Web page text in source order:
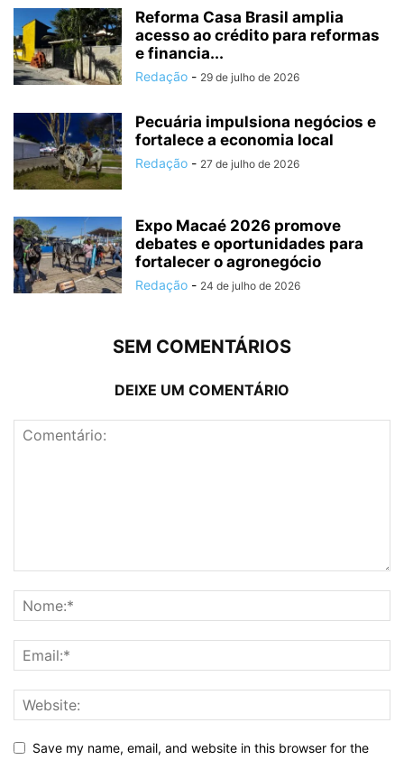
Reforma Casa Brasil amplia
acesso ao crédito para reformas
e financia...
Redação - 29 de julho de 2026
Pecuária impulsiona negócios e
fortalece a economia local
Redação - 27 de julho de 2026
Expo Macaé 2026 promove
debates e oportunidades para
fortalecer o agronegócio
Redação - 24 de julho de 2026
SEM COMENTÁRIOS
DEIXE UM COMENTÁRIO
Save my name, email, and website in this browser for the